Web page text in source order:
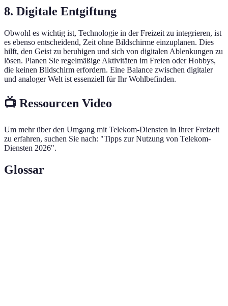
8. Digitale Entgiftung
Obwohl es wichtig ist, Technologie in der Freizeit zu integrieren, ist
es ebenso entscheidend, Zeit ohne Bildschirme einzuplanen. Dies
hilft, den Geist zu beruhigen und sich von digitalen Ablenkungen zu
lösen. Planen Sie regelmäßige Aktivitäten im Freien oder Hobbys,
die keinen Bildschirm erfordern. Eine Balance zwischen digitaler
und analoger Welt ist essenziell für Ihr Wohlbefinden.
📺 Ressourcen Video
Um mehr über den Umgang mit Telekom-Diensten in Ihrer Freizeit
zu erfahren, suchen Sie nach: "Tipps zur Nutzung von Telekom-
Diensten 2026".
Glossar